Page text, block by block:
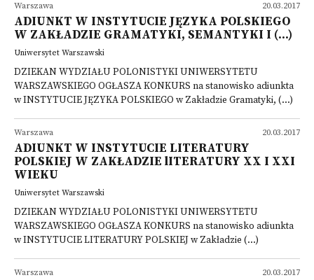
20.03.2017
Warszawa
ADIUNKT W INSTYTUCIE JĘZYKA POLSKIEGO
W ZAKŁADZIE GRAMATYKI, SEMANTYKI I (...)
Uniwersytet Warszawski
DZIEKAN WYDZIAŁU POLONISTYKI UNIWERSYTETU
WARSZAWSKIEGO OGŁASZA KONKURS na stanowisko adiunkta
w INSTYTUCIE JĘZYKA POLSKIEGO w Zakładzie Gramatyki, (...)
20.03.2017
Warszawa
ADIUNKT W INSTYTUCIE LITERATURY
POLSKIEJ W ZAKŁADZIE lITERATURY XX I XXI
WIEKU
Uniwersytet Warszawski
DZIEKAN WYDZIAŁU POLONISTYKI UNIWERSYTETU
WARSZAWSKIEGO OGŁASZA KONKURS na stanowisko adiunkta
w INSTYTUCIE LITERATURY POLSKIEJ w Zakładzie (...)
20.03.2017
Warszawa